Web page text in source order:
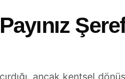
ancak kentsel